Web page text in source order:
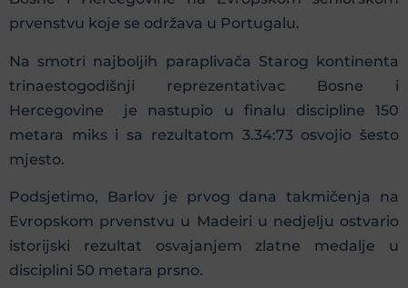
prvenstvu koje se održava u Portugalu.
Na smotri najboljih paraplivača Starog kontinenta
trinaestogodišnji reprezentativac Bosne i
Hercegovine je nastupio u finalu discipline 150
metara miks i sa rezultatom 3.34:73 osvojio šesto
mjesto.
Podsjetimo, Barlov je prvog dana takmičenja na
Evropskom prvenstvu u Madeiri u nedjelju ostvario
istorijski rezultat osvajanjem zlatne medalje u
disciplini 50 metara prsno.